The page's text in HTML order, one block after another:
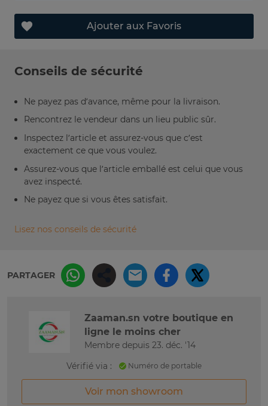
Ajouter aux Favoris
Conseils de sécurité
Ne payez pas d’avance, même pour la livraison.
Rencontrez le vendeur dans un lieu public sûr.
Inspectez l’article et assurez-vous que c’est
exactement ce que vous voulez.
Assurez-vous que l’article emballé est celui que vous
avez inspecté.
Ne payez que si vous êtes satisfait.
Lisez nos conseils de sécurité
PARTAGER
Zaaman.sn votre boutique en
ligne le moins cher
Membre depuis 23. déc. '14
Vérifié via :
Numéro de portable
Voir mon showroom